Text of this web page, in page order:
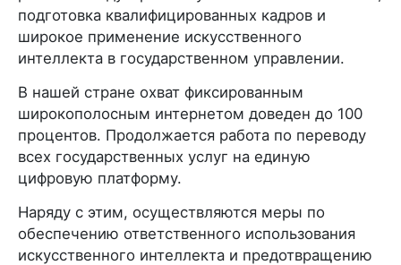
подготовка квалифицированных кадров и
широкое применение искусственного
интеллекта в государственном управлении.
В нашей стране охват фиксированным
широкополосным интернетом доведен до 100
процентов. Продолжается работа по переводу
всех государственных услуг на единую
цифровую платформу.
Наряду с этим, осуществляются меры по
обеспечению ответственного использования
искусственного интеллекта и предотвращению